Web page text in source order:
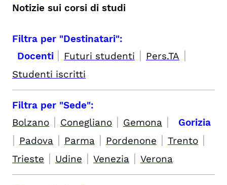
Notizie sui corsi di studi
Filtra per "Destinatari":
Docenti | Futuri studenti | Pers.TA |
Studenti iscritti
Filtra per "Sede":
Bolzano | Conegliano | Gemona | Gorizia
| Padova | Parma | Pordenone | Trento |
Trieste | Udine | Venezia | Verona